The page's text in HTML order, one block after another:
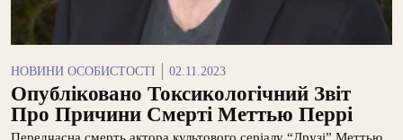
НОВИНИ ОСОБИСТОСТІ 02.11.2023
Опубліковано Токсикологічний Звіт
Про Причини Смерті Меттью Перрі